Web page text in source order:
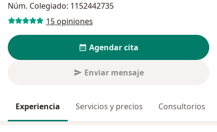
Núm. Colegiado: 1152442735
15 opiniones
Agendar cita
Enviar mensaje
Experiencia Servicios y precios Consultorios